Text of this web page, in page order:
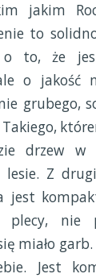
jakim
to
to, że
o jakość
grubego,
drzew w
lesie. Z
jest
plecy, nie
miało
Jest